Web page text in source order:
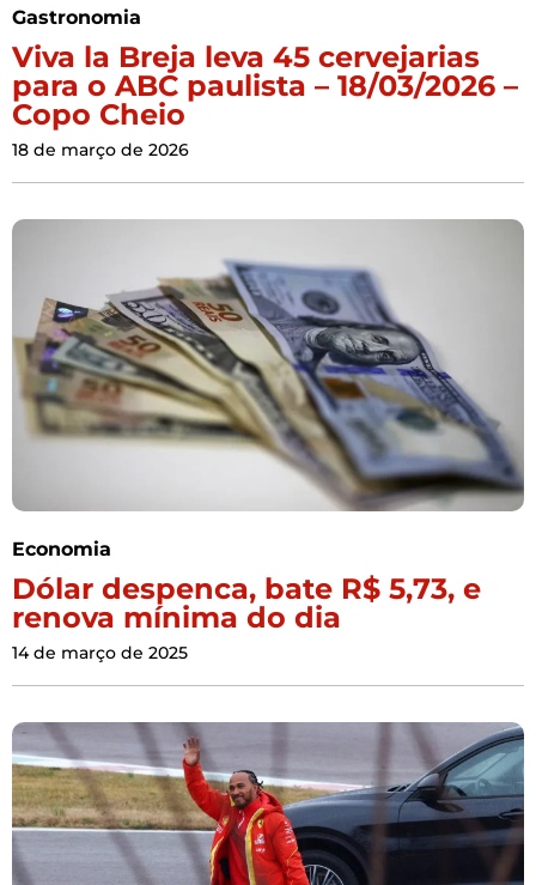
Gastronomia
Viva la Breja leva 45 cervejarias
para o ABC paulista – 18/03/2026 –
Copo Cheio
18 de março de 2026
Economia
Dólar despenca, bate R$ 5,73, e
renova mínima do dia
14 de março de 2025